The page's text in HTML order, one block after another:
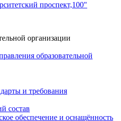
проспект,100"
организации
образовательной
и требования
состав
обеспечение и оснащённость